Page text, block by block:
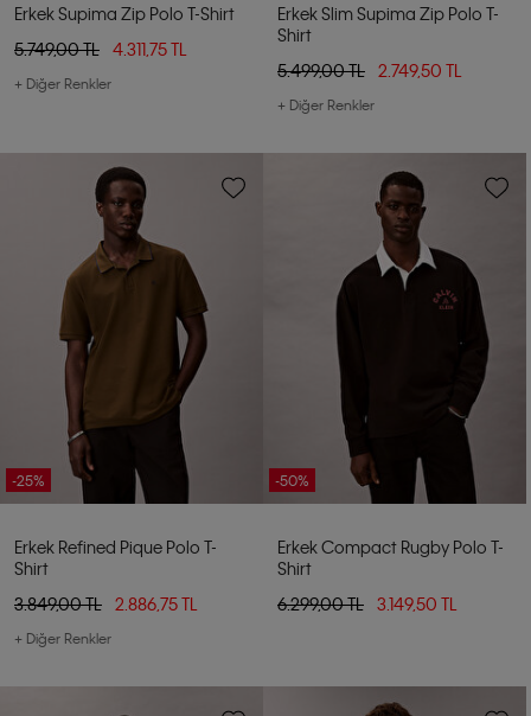
Erkek Supima Zip Polo T-Shirt
5.749,00 TL
4.311,75 TL
+ Diğer Renkler
Erkek Slim Supima Zip Polo T-
Shirt
5.499,00 TL
2.749,50 TL
+ Diğer Renkler
-25%
Erkek Refined Pique Polo T-
Shirt
3.849,00 TL
2.886,75 TL
+ Diğer Renkler
-50%
Erkek Compact Rugby Polo T-
Shirt
6.299,00 TL
3.149,50 TL